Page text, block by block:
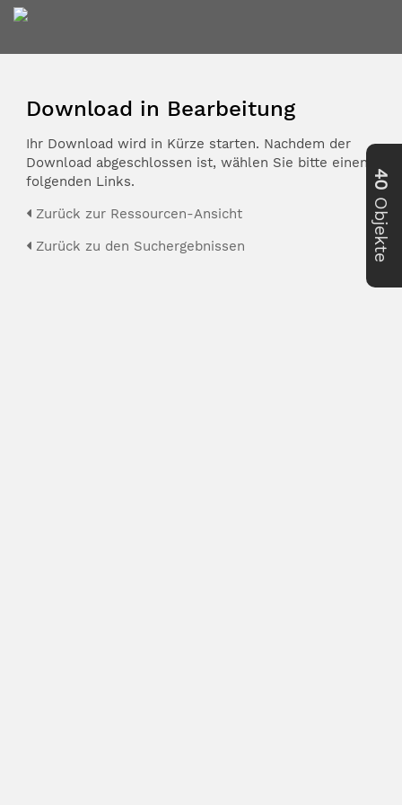
Download in Bearbeitung
Ihr Download wird in Kürze starten. Nachdem der
Download abgeschlossen ist, wählen Sie bitte einen der
folgenden Links.
Zurück zur Ressourcen-Ansicht
Zurück zu den Suchergebnissen
40
Objekte